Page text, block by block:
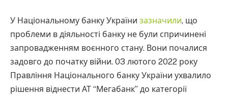
У Національному банку України зазначили, що
проблеми в діяльності банку не були спричинені
запровадженням воєнного стану. Вони почалися
задовго до початку війни. 03 лютого 2022 року
Правління Національного банку України ухвалило
рішення віднести АТ “Мегабанк” до категорії